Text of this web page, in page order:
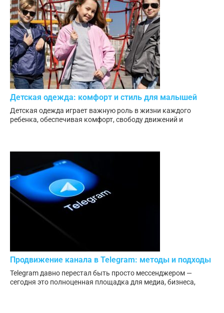
Детская одежда: комфорт и стиль для малышей
Детская одежда играет важную роль в жизни каждого
ребенка, обеспечивая комфорт, свободу движений и
Продвижение канала в Telegram: методы и подходы
Telegram давно перестал быть просто мессенджером —
сегодня это полноценная площадка для медиа, бизнеса,